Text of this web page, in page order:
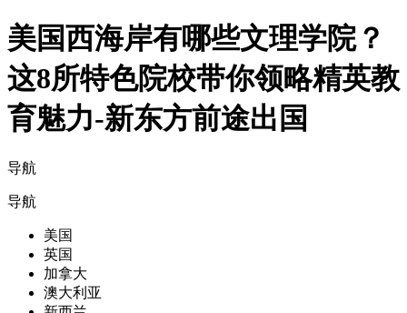
美国西海岸有哪些文理学院？
这8所特色院校带你领略精英教
育魅力-新东方前途出国
导航
导航
美国
英国
加拿大
澳大利亚